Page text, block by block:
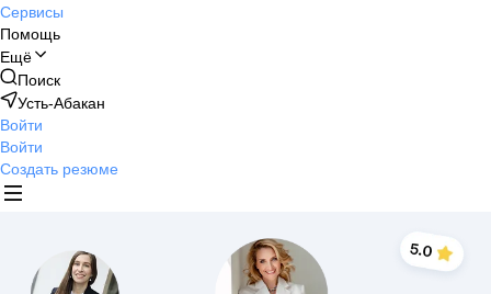
Сервисы
Помощь
Ещё
Поиск
Усть-Абакан
Войти
Войти
Создать резюме